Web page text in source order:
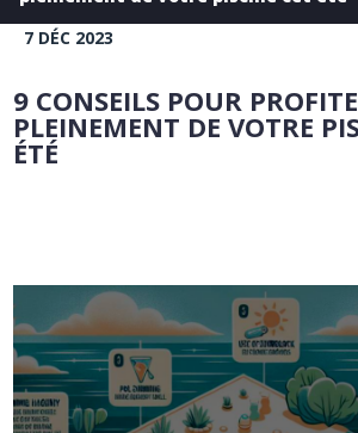
7 DÉC 2023
9 CONSEILS POUR
PLEINEMENT DE VOTRE
ÉTÉ